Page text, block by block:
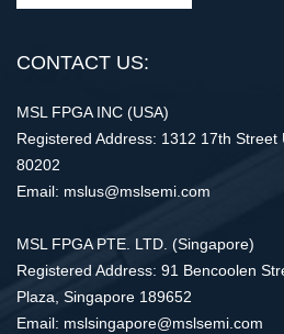
CONTACT US:
MSL FPGA INC (USA)
Registered Address: 1312 17th
80202
Email: mslus@mslsemi.com
MSL FPGA PTE. LTD. (Singapore)
Registered Address: 91 Bencoolen
Plaza, Singapore 189652
Email: mslsingapore@mslsemi.com